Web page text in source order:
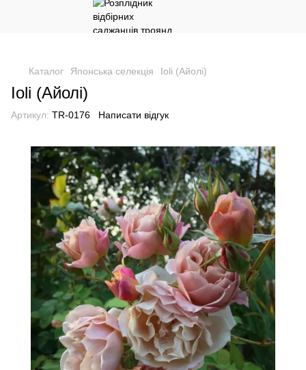
Каталог Японська селекція Ioli (Айолі)
Ioli (Айолі)
Артикул: TR-0176 Написати відгук